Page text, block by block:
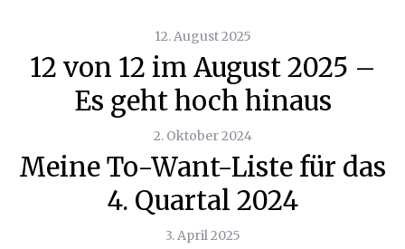
12. August 2025
12 von 12 im August 2025 –
Es geht hoch hinaus
2. Oktober 2024
Meine To-Want-Liste für das
4. Quartal 2024
3. April 2025